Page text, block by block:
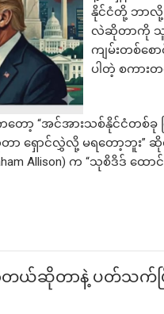
နိုင်ငံတို့ ဘာလို့
လဲဆိုတာကို သူက
ကျမ်းတစ်စေ
ပါတဲ့ စကား
ကတော့ “အင်အားသစ်နိုင်ငံတစ်
ာ ရှောင်လွှဲလို့ မရတော့ဘူး”
Allison) က “သုစိဒိဒ် ထောင်ခ
တယ်ဆိုတာနဲ့ ပတ်သက်ပြီ